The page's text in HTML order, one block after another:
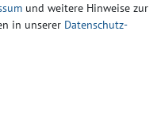
und weitere Hinweise zur
in unserer Daten­schutz­